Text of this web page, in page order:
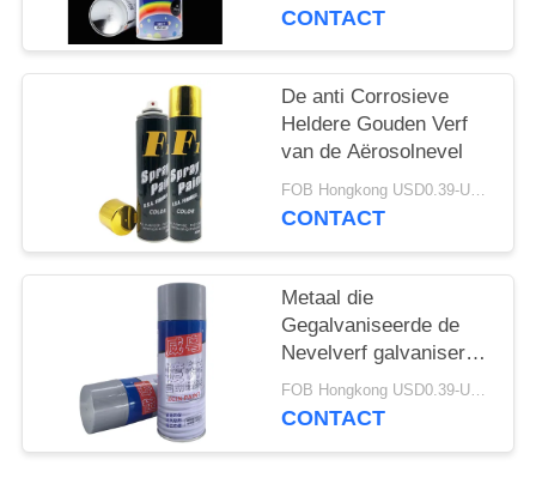
CONTACT
De anti Corrosieve
Heldere Gouden Verf
van de Aërosolnevel
FOB Hongkong USD0.39-USD0.59 per piece MOQ:12000pcs/500ctns
CONTACT
Metaal die
Gegalvaniseerde de
Nevelverf galvaniseren
van het Zinkaërosol
FOB Hongkong USD0.39-USD0.59 per piece MOQ:12000pcs/500ctns
CONTACT